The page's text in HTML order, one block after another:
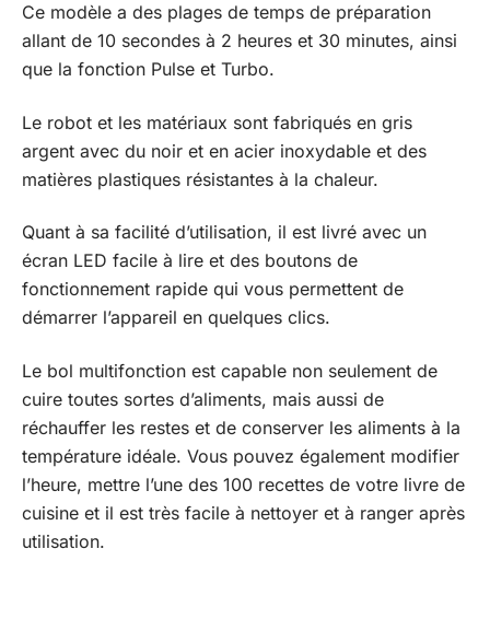
Ce modèle a des plages de temps de préparation
allant de 10 secondes à 2 heures et 30 minutes, ainsi
que la fonction Pulse et Turbo.
Le robot et les matériaux sont fabriqués en gris
argent avec du noir et en acier inoxydable et des
matières plastiques résistantes à la chaleur.
Quant à sa facilité d’utilisation, il est livré avec un
écran LED facile à lire et des boutons de
fonctionnement rapide qui vous permettent de
démarrer l’appareil en quelques clics.
Le bol multifonction est capable non seulement de
cuire toutes sortes d’aliments, mais aussi de
réchauffer les restes et de conserver les aliments à la
température idéale. Vous pouvez également modifier
l’heure, mettre l’une des 100 recettes de votre livre de
cuisine et il est très facile à nettoyer et à ranger après
utilisation.